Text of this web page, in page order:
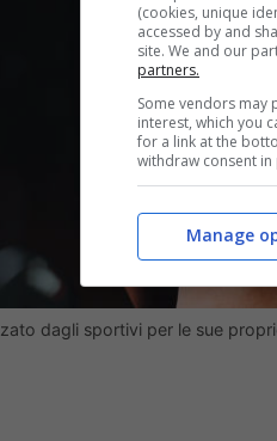
dagli sportivi per le sue
(cookies, unique
accessed by and
site. We and our
partners.
Some vendors may
interest, which you
for a link at the
withdraw consent
Manage